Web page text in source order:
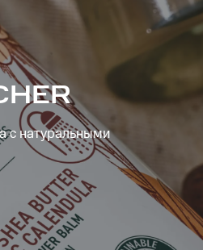
с натуральными
от МТС Cashback